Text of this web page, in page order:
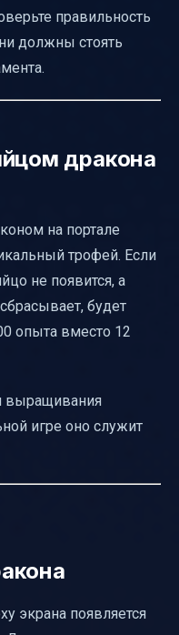
правильность
должны стоять
дракона
на портале
трофей. Если
не появится, а
будет
опыта вместо 12
выращивания
игре оно служит
экрана появляется